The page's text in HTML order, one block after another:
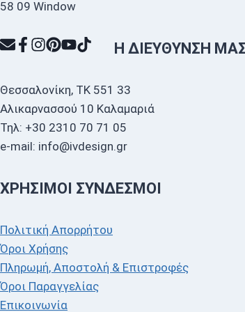
Η ΔΙΕΎΘΥΝΣΗ
Θεσσαλονίκη, ΤΚ 551 33
Αλικαρνασσού 10 Καλαμαριά
Τηλ: +30 2310 70 71 05
e-mail: info@ivdesign.gr
ΧΡΉΣΙΜΟΙ ΣΎΝΔΕΣΜΟΙ
Πολιτική Απορρήτου
Όροι Χρήσης
Πληρωμή, Αποστολή & Επιστροφές
Όροι Παραγγελίας
Επικοινωνία